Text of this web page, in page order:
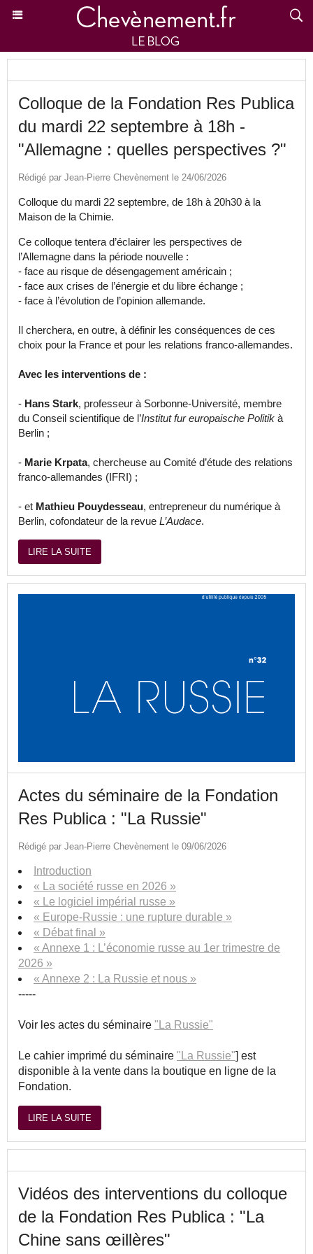
Colloque de la Fondation Res Publica
du mardi 22 septembre à 18h -
"Allemagne : quelles perspectives ?"
Rédigé par Jean-Pierre Chevènement le 24/06/2026
Colloque du mardi 22 septembre, de 18h à 20h30 à la
Maison de la Chimie.
Ce colloque tentera d’éclairer les perspectives de
l’Allemagne dans la période nouvelle :
- face au risque de désengagement américain ;
- face aux crises de l’énergie et du libre échange ;
- face à l’évolution de l’opinion allemande.
Il cherchera, en outre, à définir les conséquences de ces
choix pour la France et pour les relations franco-allemandes.
Avec les interventions de :
- Hans Stark, professeur à Sorbonne-Université, membre
du Conseil scientifique de l’Institut fur europaische Politik à
Berlin ;
- Marie Krpata, chercheuse au Comité d’étude des relations
franco-allemandes (IFRI) ;
- et Mathieu Pouydesseau, entrepreneur du numérique à
Berlin, cofondateur de la revue L’Audace.
LIRE LA SUITE
Actes du séminaire de la Fondation
Res Publica : "La Russie"
Rédigé par Jean-Pierre Chevènement le 09/06/2026
Introduction
« La société russe en 2026 »
« Le logiciel impérial russe »
« Europe-Russie : une rupture durable »
« Débat final »
« Annexe 1 : L’économie russe au 1er trimestre de
2026 »
« Annexe 2 : La Russie et nous »
-----
Voir les actes du séminaire "La Russie"
Le cahier imprimé du séminaire "La Russie"] est
disponible à la vente dans la boutique en ligne de la
Fondation.
LIRE LA SUITE
Vidéos des interventions du colloque
de la Fondation Res Publica : "La
Chine sans œillères"